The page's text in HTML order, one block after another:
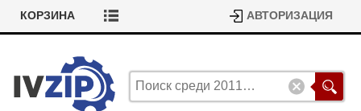
КОРЗИНА АВТОРИЗАЦИЯ